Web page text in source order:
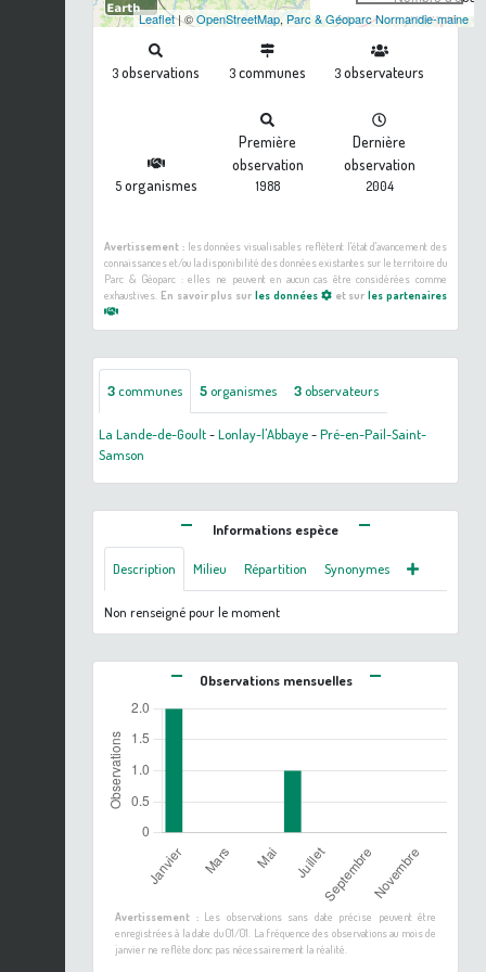
Leaflet| ©OpenStreetMap, Parc & Géoparc Normandie-maine
3observations 3communes 3observateurs
5organismes
Première
observation
1988
Dernière
observation
2004
Avertissement :les données visualisables reflètent l'état d'avancement des
connaissances et/ou la disponibilité des données existantes sur le territoire du
Parc & Géoparc : elles ne peuvent en aucun cas être considérées comme
exhaustives. En savoir plus sur les données et surles partenaires
3communes 5organismes 3observateurs
La Lande-de-Goult-Lonlay-l'Abbaye-Pré-en-Pail-Saint-
Samson
Informations espèce
Description Milieu Répartition Synonymes
Non renseigné pour le moment
Observations mensuelles
Avertissement :Les observations sans date précise peuvent être
enregistrées à la date du 01/01. La fréquence des observations au mois de
janvier ne reflète donc pas nécessairement la réalité.